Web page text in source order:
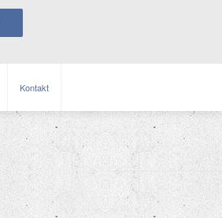
Kontakt